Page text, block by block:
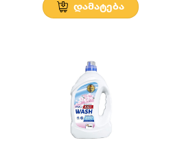
დამატება